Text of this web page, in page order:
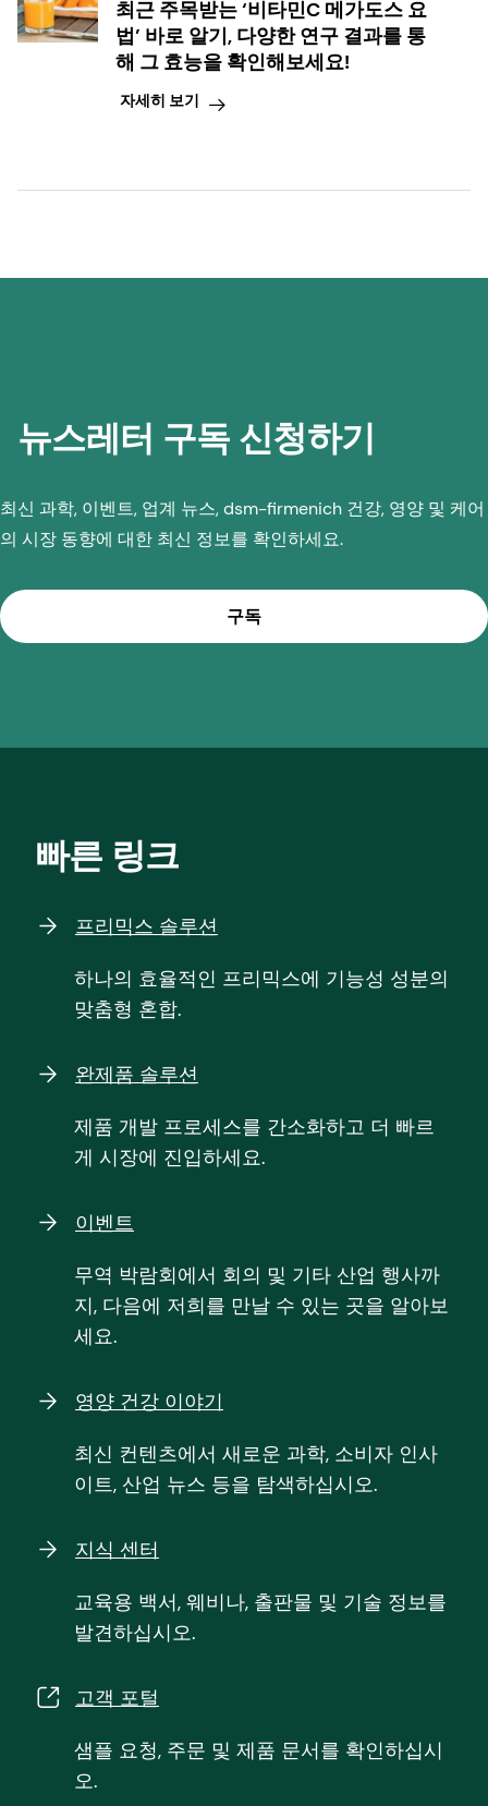
최근 주목받는 ‘비타민C 메가도스 요
법’ 바로 알기, 다양한 연구 결과를 통
해 그 효능을 확인해보세요!
자세히 보기
뉴스레터 구독 신청하기
최신 과학, 이벤트, 업계 뉴스, dsm-firmenich 건강, 영양 및 케어
의 시장 동향에 대한 최신 정보를 확인하세요.
구독
빠른 링크
프리믹스 솔루션
하나의 효율적인 프리믹스에 기능성 성분의
맞춤형 혼합.
완제품 솔루션
제품 개발 프로세스를 간소화하고 더 빠르
게 시장에 진입하세요.
이벤트
무역 박람회에서 회의 및 기타 산업 행사까
지, 다음에 저희를 만날 수 있는 곳을 알아보
세요.
영양 건강 이야기
최신 컨텐츠에서 새로운 과학, 소비자 인사
이트, 산업 뉴스 등을 탐색하십시오.
지식 센터
교육용 백서, 웨비나, 출판물 및 기술 정보를
발견하십시오.
고객 포털
샘플 요청, 주문 및 제품 문서를 확인하십시
오.